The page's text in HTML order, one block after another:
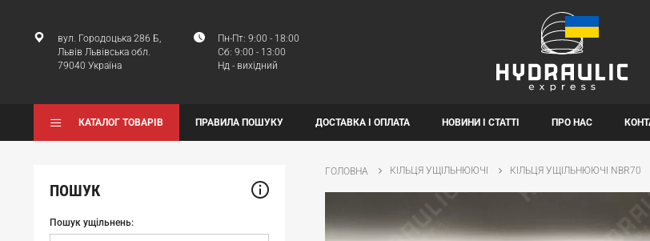
вул. Городоцька 286 Б,
Львів Львівська обл.
79040 Україна
Пн-Пт: 9:00 - 18:00
Сб: 9:00 - 13:00
Нд - вихідний
КАТАЛОГ ТОВАРІВ ПРАВИЛА ПОШУКУ ДОСТАВКА І ОПЛАТА НОВИНИ І СТАТТІ ПРО НАС
ПОШУК
Пошук ущільнень:
ГОЛОВНА КІЛЬЦЯ УЩІЛЬНЮЮЧІ КІЛЬЦЯ УЩІЛЬНЮЮЧІ NBR70